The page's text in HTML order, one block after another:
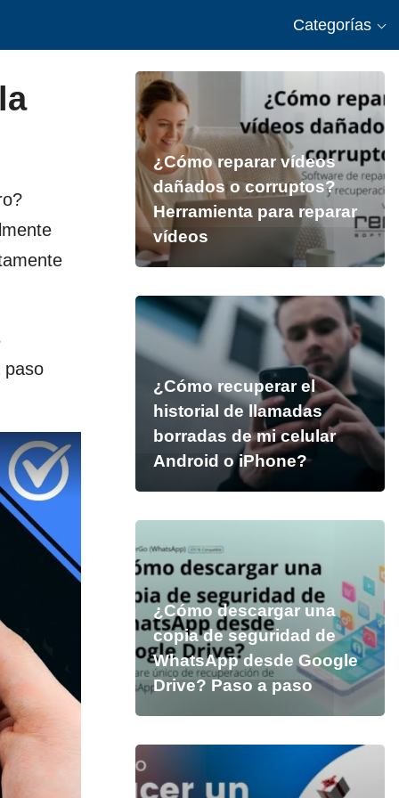
Categorías
paso
¿Cómo reparar vídeos
dañados o corruptos?
Herramienta para reparar
vídeos
¿Cómo recuperar el
historial de llamadas
borradas de mi celular
Android o iPhone?
¿Cómo descargar una
copia de seguridad de
WhatsApp desde Google
Drive? Paso a paso